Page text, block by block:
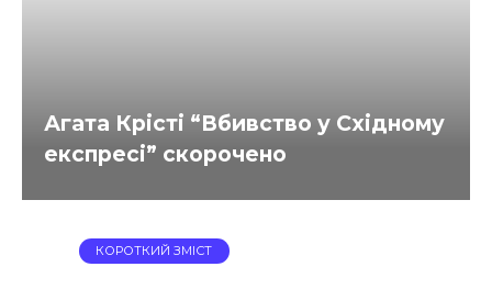
Агата Крісті “Вбивство у Східному
експресі” скорочено
КОРОТКИЙ ЗМІСТ